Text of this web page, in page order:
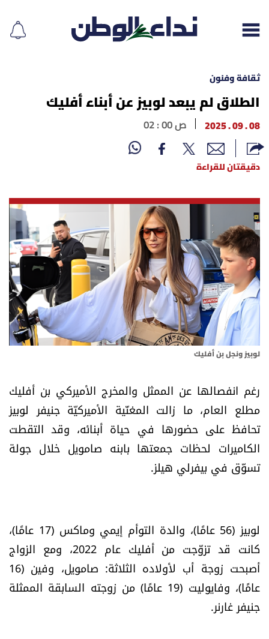
إقرأ الجريدة
لبنان
محليات
أسرار
متفرقات
نداء القرّاء
كتّابنا
تحت المجهر
العالم
الصحافة الإسرائيلية
ثقافة وفنون
ثقافة وفنون
الطلاق لم يبعد لوبيز عن أبناء أفليك
08 . 09 . 2025 02 : 00 ص
دقيقتان للقراءة
لوبيز ونجل بن أفليك
رغم انفصالها عن الممثل والمخرج الأميركي بن أفليك
مطلع العام، ما زالت المغنّية الأميركيّة جنيفر لوبيز
تحافظ على حضورها في حياة أبنائه، وقد التقطت
الكاميرات لحظات جمعتها بابنه صامويل خلال جولة
تسوّق في بيفرلي هيلز.
لوبيز (56 عامًا)، والدة التوأم إيمي وماكس (17 عامًا)،
كانت قد تزوّجت من أفليك عام 2022، ومع الزواج
أصبحت زوجة أب لأولاده الثلاثة: صامويل، وفين (16
عامًا)، وفايوليت (19 عامًا) من زوجته السابقة الممثلة
جنيفر غارنر.